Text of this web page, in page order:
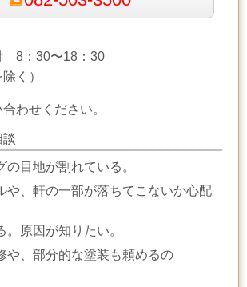
8：30〜18：30
く）
わせください。
談
の目地が割れている。
や、軒の一部が落ちてこないか心配
。原因が知りたい。
や、部分的な塗装も頼めるの